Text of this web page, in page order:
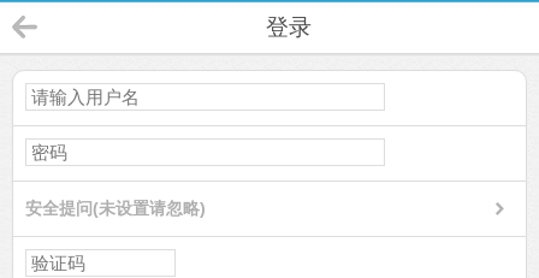
登录
安全提问(未设置请忽略)